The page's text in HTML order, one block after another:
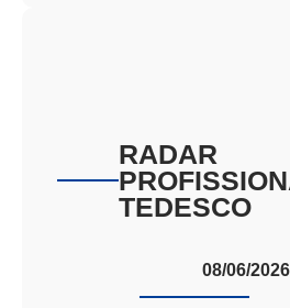
RADAR
TEDESCO
08/06/2026